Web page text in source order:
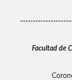
Facultad de